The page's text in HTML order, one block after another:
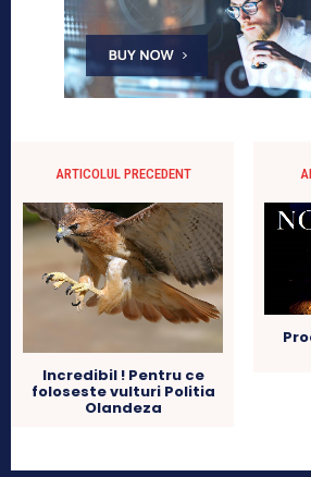
ARTICOLUL PRECEDENT
Incredibil ! Pentru ce
foloseste vulturi Politia
Olandeza